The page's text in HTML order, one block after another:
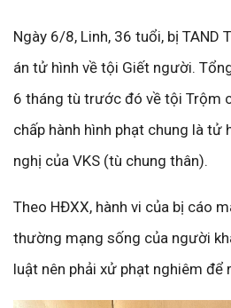
Ngày 6/8, Linh, 36 tuổi, bị TAND
án tử hình về tội Giết người.
6 tháng tù trước đó về tội Trộm
chấp hành hình phạt chung là tử
nghị của VKS (tù chung thân).
Theo HĐXX, hành vi của bị cáo
thường mạng sống của người
luật nên phải xử phạt nghiêm để